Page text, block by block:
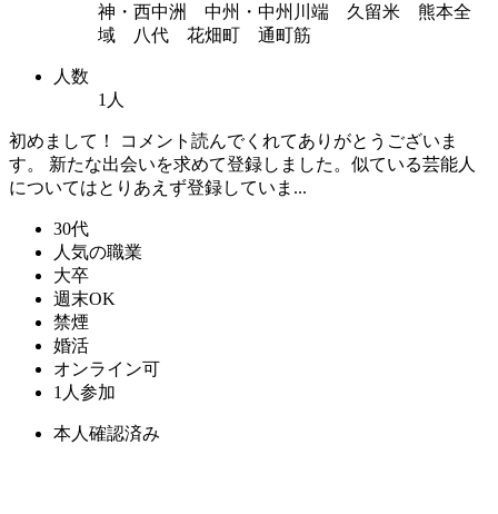
神・西中洲 中州・中州川端 久留米 熊本全
域 八代 花畑町 通町筋
人数
1人
初めまして！ コメント読んでくれてありがとうございま
す。 新たな出会いを求めて登録しました。似ている芸能人
についてはとりあえず登録していま...
30代
人気の職業
大卒
週末OK
禁煙
婚活
オンライン可
1人参加
本人確認済み